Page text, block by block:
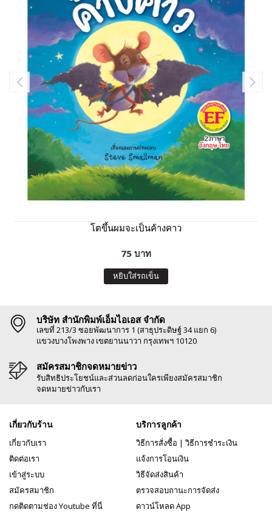
โตขึ้นผมจะเป็นค้างคาว
75 บาท
หยิบใส่รถเข็น
บริษัท สำนักพิมพ์เอ็มไอเอส จำกัด
เลขที่ 213/3 ซอยพัฒนาการ 1 (สาธุประดิษฐ์ 34 แยก 6)
แขวงบางโพงพาง เขตยานนาวา กรุงเทพฯ 10120
สมัครสมาชิกจดหมายข่าว
รับสิทธิประโยชน์และส่วนลดก่อนใครเพียงสมัครสมาชิก
จดหมายข่าวกับเรา
เกี่ยวกับร้าน
เกี่ยวกับเรา
ติดต่อเรา
เข้าสู่ระบบ
สมัครสมาชิก
กดติดตามช่อง Youtube ที่นี่
บริการลูกค้า
วิธีการสั่งซื้อ | วิธีการชำระเงิน
แจ้งการโอนเงิน
วิธีจัดส่งสินค้า
ตรวจสอบถานะการจัดส่ง
ดาวน์โหลด App